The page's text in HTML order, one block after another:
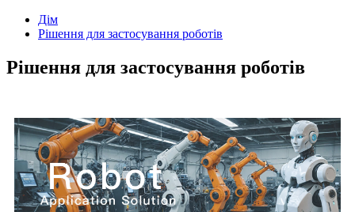
Дім
Рішення для застосування роботів
Рішення для застосування роботів